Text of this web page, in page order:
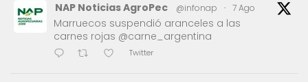
NAP Noticias AgroPec @infonap · 7 Ago
Marruecos suspendió aranceles a las
carnes rojas @carne_argentina
Twitter